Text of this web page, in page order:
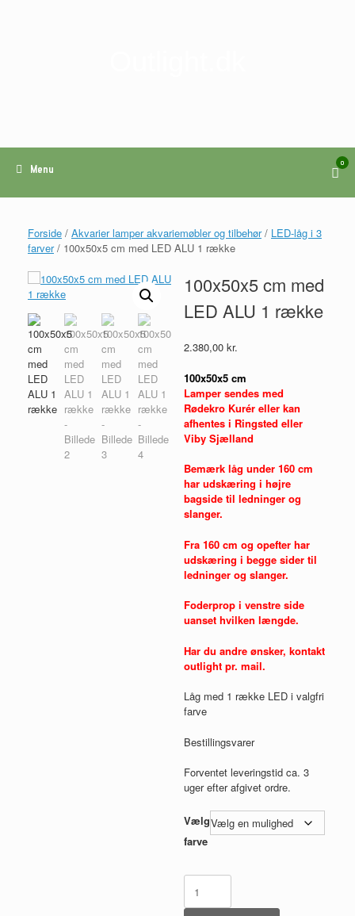
Menu
View
cart
0
Forside / Akvarier lamper akvariemøbler og tilbehør/ LED-låg i 3
farver/ 100x50x5 cm med LED ALU 1 række
100x50x5 cm med
LED ALU 1 række
2.380,00 kr.
100x50x5 cm
Lamper sendes med
Rødekro Kurér eller kan
afhentes i Ringsted eller
Viby Sjælland
Bemærk låg under 160 cm
har udskæring i højre
bagside til ledninger og
slanger.
Fra 160 cm og opefter har
udskæring i begge sider til
ledninger og slanger.
Foderprop i venstre side
uanset hvilken længde.
Har du andre ønsker, kontakt
outlight pr. mail.
Låg med 1 række LED i valgfri
farve
Bestillingsvarer
Forventet leveringstid ca. 3
uger efter afgivet ordre.
Vælg
farve
100x50x5
cm
med